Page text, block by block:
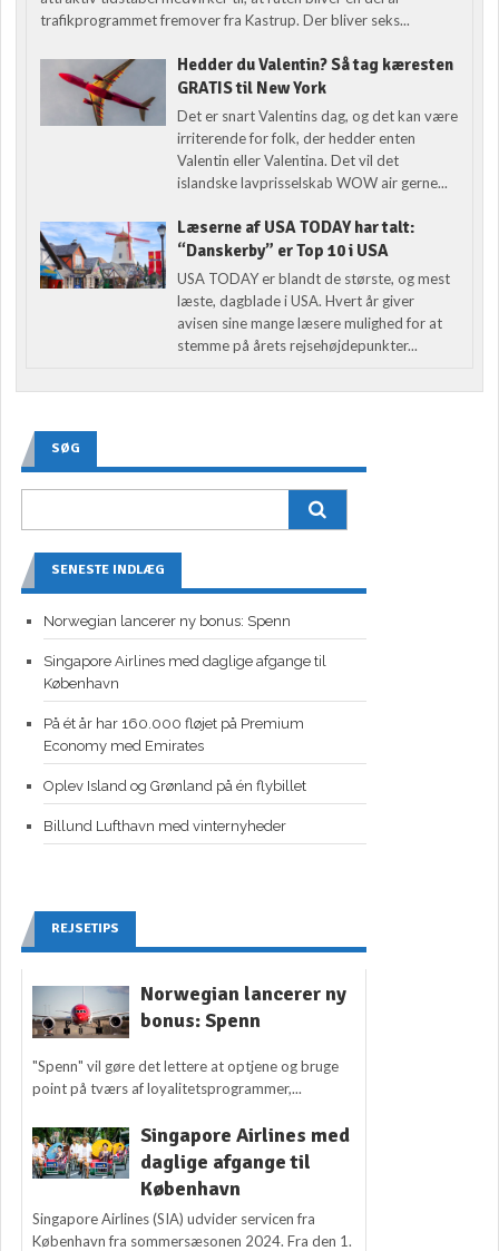
trafikprogrammet fremover fra Kastrup. Der bliver seks...
Hedder du Valentin? Så tag kæresten
GRATIS til New York
Det er snart Valentins dag, og det kan være
irriterende for folk, der hedder enten
Valentin eller Valentina. Det vil det
islandske lavprisselskab WOW air gerne...
Læserne af USA TODAY har talt:
“Danskerby” er Top 10 i USA
USA TODAY er blandt de største, og mest
læste, dagblade i USA. Hvert år giver
avisen sine mange læsere mulighed for at
stemme på årets rejsehøjdepunkter...
SØG
SENESTE INDLÆG
Norwegian lancerer ny bonus: Spenn
Singapore Airlines med daglige afgange til
København
På ét år har 160.000 fløjet på Premium
Economy med Emirates
Oplev Island og Grønland på én flybillet
Billund Lufthavn med vinternyheder
REJSETIPS
Norwegian lancerer ny
bonus: Spenn
"Spenn" vil gøre det lettere at optjene og bruge
point på tværs af loyalitetsprogrammer,...
Singapore Airlines med
daglige afgange til
København
Singapore Airlines (SIA) udvider servicen fra
København fra sommersæsonen 2024. Fra den 1.